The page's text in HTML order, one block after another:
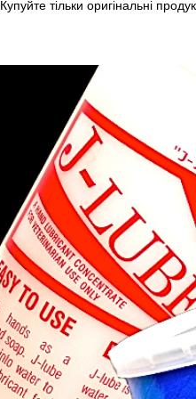
Купуйте тільки оригінальні